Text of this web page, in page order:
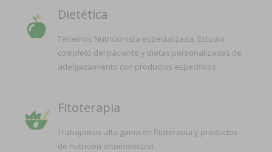
Dietética
Tenemos Nutricionista especializada. Estudio
completo del paciente y dietas personalizadas de
adelgazamiento con productos específicos.
Fitoterapia
Trabajamos alta gama en fitoterapia y productos
de nutrición ortomolecular.